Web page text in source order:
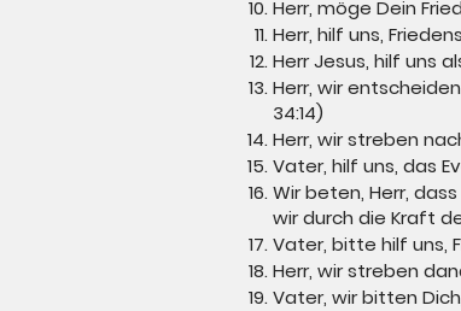
Herr, möge Dein
Herr, hilf uns,
Herr Jesus, hilf uns
Herr, wir
34:14)
Herr, wir streben
Vater, hilf uns, das
Wir beten, Herr,
wir durch die Kraft
Vater, bitte hilf uns,
Herr, wir streben
Vater, wir bitten